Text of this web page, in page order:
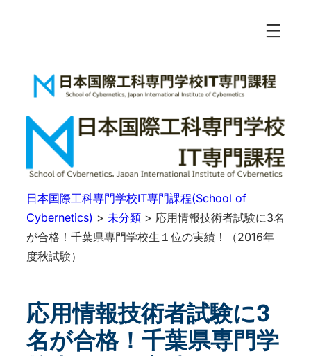
日本国際工科専門学校IT専門課程(School of
Cybernetics) > 未分類 > 応用情報技術者試験に3名
が合格！千葉県専門学校生１位の実績！（2016年
度秋試験）
応用情報技術者試験に3
名が合格！千葉県専門学